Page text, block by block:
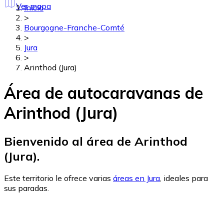
Ver mapa
Inicio
>
Bourgogne-Franche-Comté
>
Jura
>
Arinthod (Jura)
Área de autocaravanas de
Arinthod (Jura)
Bienvenido al área de Arinthod
(Jura).
Este territorio le ofrece varias áreas en Jura, ideales para
sus paradas.